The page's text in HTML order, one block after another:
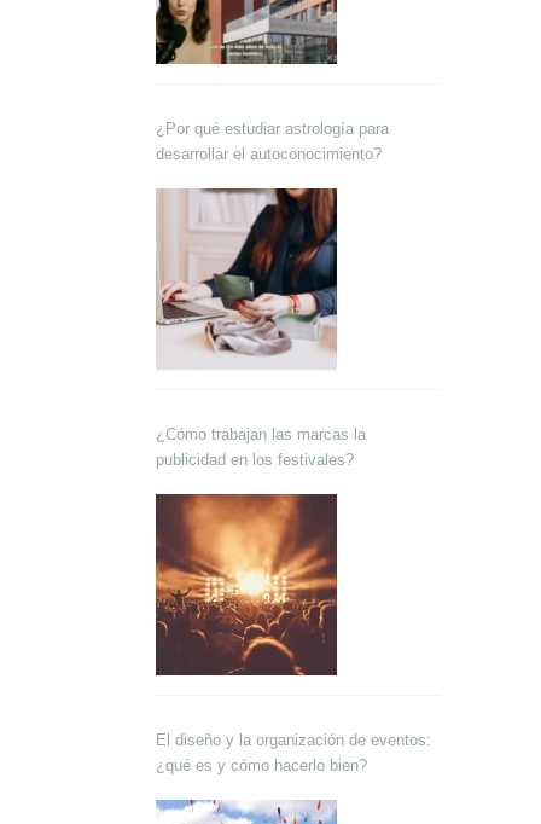
¿Por qué estudiar astrología para
desarrollar el autoconocimiento?
¿Cómo trabajan las marcas la
publicidad en los festivales?
El diseño y la organización de eventos:
¿qué es y cómo hacerlo bien?